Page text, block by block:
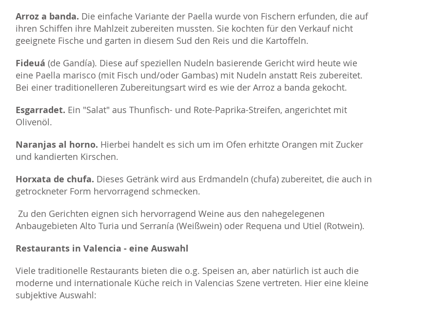
Arroz a banda. Die einfache Variante der Paella wurde von Fischern erfunden, die auf
ihren Schiffen ihre Mahlzeit zubereiten mussten. Sie kochten für den Verkauf nicht
geeignete Fische und garten in diesem Sud den Reis und die Kartoffeln.
Fideu (de Gandía). Diese auf speziellen Nudeln basierende Gericht wird heute wie
eine Paella marisco (mit Fisch und/oder Gambas) mit Nudeln anstatt Reis zubereitet.
Bei einer traditionelleren Zubereitungsart wird es wie der Arroz a banda gekocht.
Esgarradet. Ein "Salat" aus Thunfisch- und Rote-Paprika-Streifen, angerichtet mit
Olivenöl.
Naranjas al horno. Hierbei handelt es sich um im Ofen erhitzte Orangen mit Zucker
und kandierten Kirschen.
Horxata de chufa. Dieses Getränk wird aus Erdmandeln (chufa) zubereitet, die auch in
getrockneter Form hervorragend schmecken.
Zu den Gerichten eignen sich hervorragend Weine aus den nahegelegenen
Anbaugebieten Alto Turia und Serranía (Weißwein) oder Requena und Utiel (Rotwein).
Restaurants in Valencia - eine Auswahl
Viele traditionelle Restaurants bieten die o.g. Speisen an, aber natürlich ist auch die
moderne und internationale Küche reich in Valencias Szene vertreten. Hier eine kleine
subjektive Auswahl: